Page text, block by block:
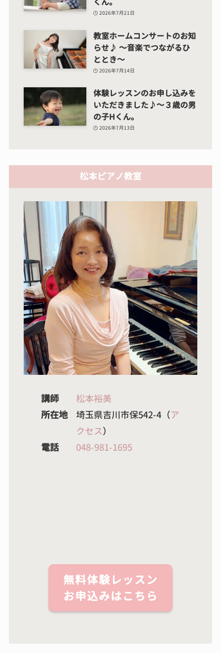
2026年7月21日
教室ホームコンサートのお知
らせ♪ ～音楽でつながるひ
ととき～
2026年7月14日
体験レッスンのお申し込みを
いただきました♪～３歳の男
の子Hくん。
2026年7月13日
松本ピアノ教室
講師
松本裕美
所在地
埼玉県吉川市保542-4（ア
クセス）
電話
048-981-1695
無料体験レッスン
お申込みはこちら